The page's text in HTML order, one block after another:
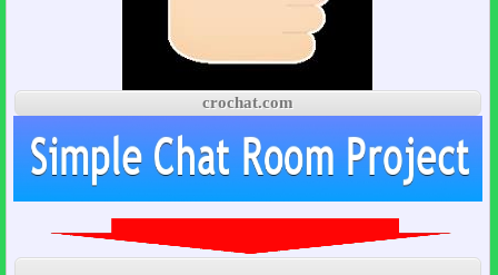
crochat.com